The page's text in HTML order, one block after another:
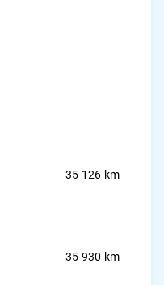
35 126 km
35 930 km